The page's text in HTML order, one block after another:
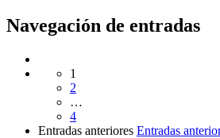
Navegación de entradas
1
2
…
4
Entradas anteriores Entradas